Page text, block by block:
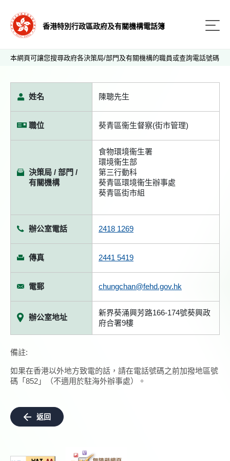
香港特別行政區政府及有關機構電話簿
本網頁可讓您搜尋政府各決策局/部門及有關機構的職員或查詢電話號碼
姓名 陳聰先生
職位 葵青區衞生督察(街市管理)
決策局 / 部門 /
有關機構
食物環境衞生署
環境衞生部
第三行動科
葵青區環境衞生辦事處
葵青區街市組
辦公室電話 2418 1269
傳真 2441 5419
電郵 chungchan@fehd.gov.hk
辦公室地址
新界葵涌興芳路166-174號葵興政
府合署9樓
備註:
如果在香港以外地方致電的話，請在電話號碼之前加撥地區號
碼「852」（不適用於駐海外辦事處）。
返回